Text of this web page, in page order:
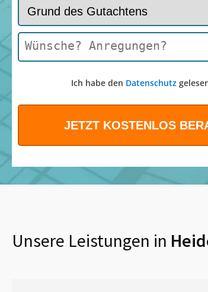
Ich habe den Datenschutz
Unsere Leistungen in